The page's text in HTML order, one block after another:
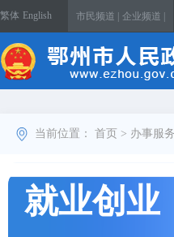
繁体 English 市民频道 | 企业频道 |
当前位置： 首页 > 办事服务
就业创业